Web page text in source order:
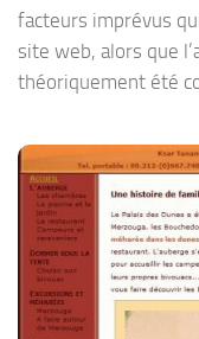
facteurs imprévus
site web, alors que
théoriquement été